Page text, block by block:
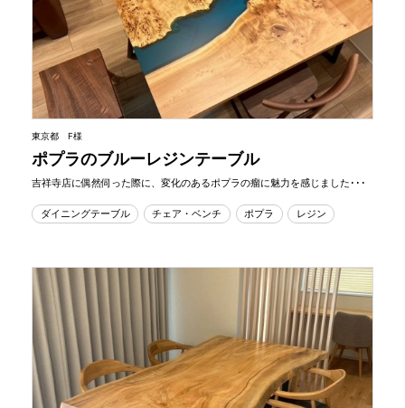
東京都 F様
ポプラのブルーレジンテーブル
吉祥寺店に偶然伺った際に、変化のあるポプラの瘤に魅力を感じました･･･
ダイニングテーブル チェア・ベンチ ポプラ レジン